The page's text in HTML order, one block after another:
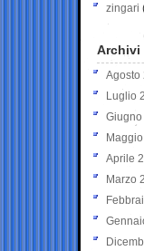
zingari
Archivi
Agosto
Luglio
Giugno
Aprile
Marzo